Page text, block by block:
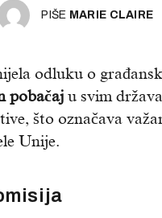
PIŠE MARIE CLAIRE
odluku o
pobačaj u svim
što označava
Unije.